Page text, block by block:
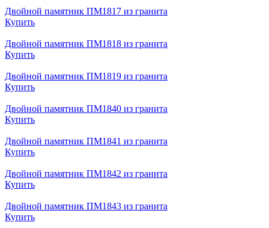
Двойной памятник ПМ1817 из гранита
Купить
Двойной памятник ПМ1818 из гранита
Купить
Двойной памятник ПМ1819 из гранита
Купить
Двойной памятник ПМ1840 из гранита
Купить
Двойной памятник ПМ1841 из гранита
Купить
Двойной памятник ПМ1842 из гранита
Купить
Двойной памятник ПМ1843 из гранита
Купить